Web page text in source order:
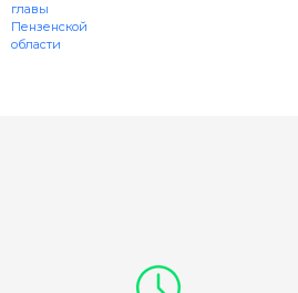
главы
Пензенской
области